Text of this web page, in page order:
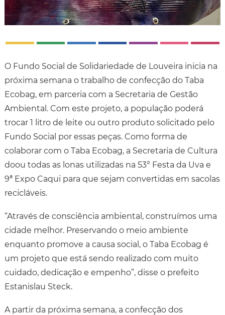
O Fundo Social de Solidariedade de Louveira inicia na
próxima semana o trabalho de confecção do Taba
Ecobag, em parceria com a Secretaria de Gestão
Ambiental. Com este projeto, a população poderá
trocar 1 litro de leite ou outro produto solicitado pelo
Fundo Social por essas peças. Como forma de
colaborar com o Taba Ecobag, a Secretaria de Cultura
doou todas as lonas utilizadas na 53° Festa da Uva e
9ª Expo Caqui para que sejam convertidas em sacolas
recicláveis.
“Através de consciência ambiental, construímos uma
cidade melhor. Preservando o meio ambiente
enquanto promove a causa social, o Taba Ecobag é
um projeto que está sendo realizado com muito
cuidado, dedicação e empenho”, disse o prefeito
Estanislau Steck.
A partir da próxima semana, a confecção dos